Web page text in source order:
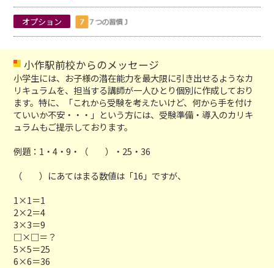
オプション
小作駅前校からのメッセージ
小学生には、お子様の潜在能力を最大限に引き出せるようなカ
リキュラムを、担当する講師が一人ひとり個別に作成しており
ます。特に、「これから受験を考えたいけど、何から手を付け
ていいか不安・・・」という方には、受験準備・導入のカリキ
ュラムもご提示しております。
例題：1・4・9・（ ）・25・36
（ ）にあてはまる数値は「16」ですが、
1×1＝1
2×2＝4
3×3＝9
□×□＝？
5×5＝25
6×6＝36